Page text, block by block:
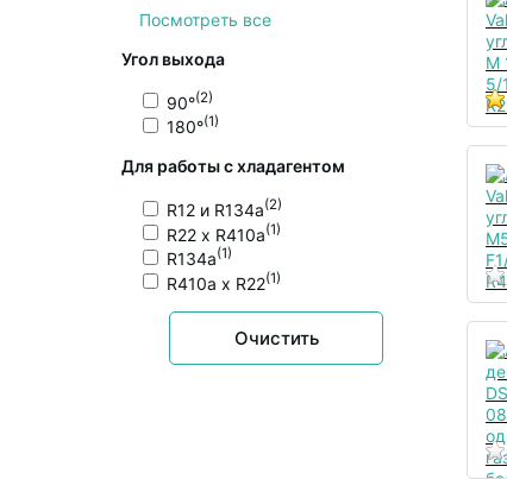
Посмотреть все
Угол выхода
90°(2)
180°(1)
Для работы с хладагентом
R12 и R134a(2)
R22 x R410a(1)
R134a(1)
R410a x R22(1)
Очистить